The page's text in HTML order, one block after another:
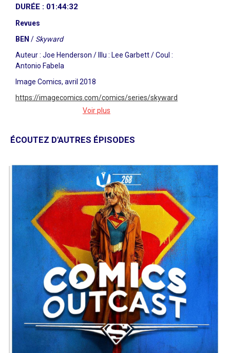
DURÉE : 01:44:32
Revues
BEN / Skyward
Auteur : Joe Henderson / Illu : Lee Garbett / Coul :
Antonio Fabela
Image Comics, avril 2018
https://imagecomics.com/comics/series/skyward
Once & Future
Tamra Bonvillain
https://shop.boom-
studios.com/series/detail/677/once-future
Manor Black
Auteur : Cullen Bunn + Brian Hurtt / Illu et couleurs
: Tyler Crook
Dark Horse Comics, juillet 2019
https://www.darkhorse.com/Comics/3004-
073/Manor-Black-1
Dossier
Absolute Carnage
HLB
Les jeux mobiles
Envie de nous soutenir ? Vous pouvez, si vous le
Voir plus
ÉCOUTEZ D'AUTRES ÉPISODES